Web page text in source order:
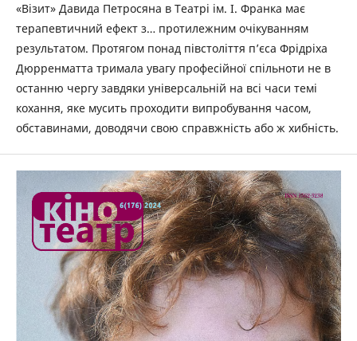
«Візит» Давида Петросяна в Театрі ім. І. Франка має
терапевтичний ефект з… протилежним очікуванням
результатом. Протягом понад півстоліття п’єса Фрідріха
Дюрренматта тримала увагу професійної спільноти не в
останню чергу завдяки універсальній на всі часи темі
кохання, яке мусить проходити випробування часом,
обставинами, доводячи свою справжність або ж хибність.